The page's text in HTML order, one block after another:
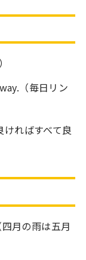
（毎日リン
ればすべて良
月の雨は五月